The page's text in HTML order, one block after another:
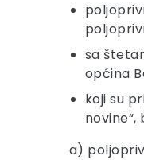
sa
općina
koji su
a)